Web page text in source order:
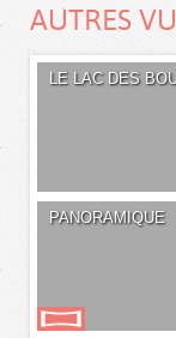
AUTRES
LE LAC DES
PANORAMIQUE